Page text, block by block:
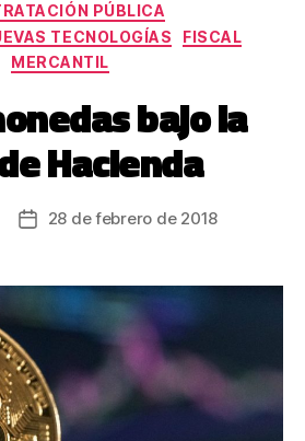
PÚBLICA
TECNOLOGÍAS
FISCAL
MERCANTIL
bajo la
Hacienda
28 de febrero de 2018